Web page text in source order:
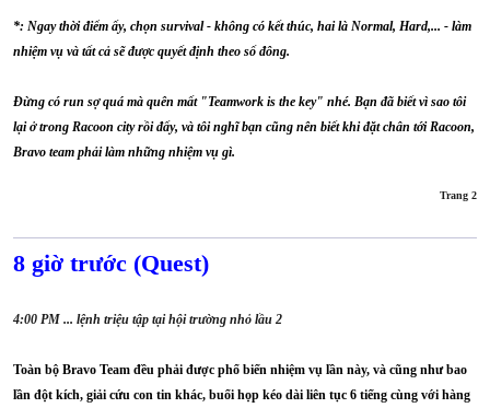
*: Ngay thời điểm ấy, chọn survival - không có kết thúc, hai là Normal, Hard,... - làm
nhiệm vụ và tất cả sẽ được quyết định theo số đông.
Đừng có run sợ quá mà quên mất "Teamwork is the key" nhé. Bạn đã biết vì sao tôi
lại ở trong Racoon city rồi đấy, và tôi nghĩ bạn cũng nên biết khi đặt chân tới Racoon,
Bravo team phải làm những nhiệm vụ gì.
Trang 2​
8 giờ trước (Quest)
4:00 PM ... lệnh triệu tập tại hội trường nhỏ lầu 2
Toàn bộ Bravo Team đều phải được phổ biến nhiệm vụ lần này, và cũng như bao
lần đột kích, giải cứu con tin khác, buổi họp kéo dài liên tục 6 tiếng cùng với hàng